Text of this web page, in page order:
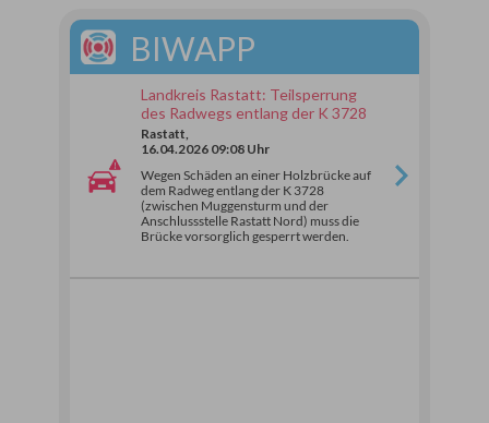
BIWAPP
Landkreis Rastatt: Teilsperrung
des Radwegs entlang der K 3728
Rastatt,
16.04.2026 09:08 Uhr
Wegen Schäden an einer Holzbrücke auf
dem Radweg entlang der K 3728
(zwischen Muggensturm und der
Anschlussstelle Rastatt Nord) muss die
Brücke vorsorglich gesperrt werden.